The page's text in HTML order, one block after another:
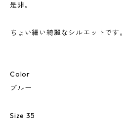
是非。
ちょい細い綺麗なシルエットです。
Color
ブルー
Size 35